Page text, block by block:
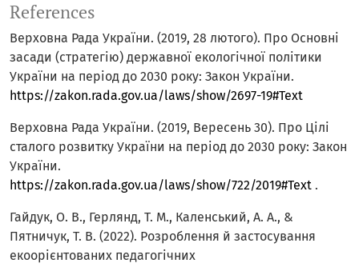
References
Верховна Рада України. (2019, 28 лютого). Про Основні
засади (стратегію) державної екологічної політики
України на період до 2030 року: Закон України.
https://zakon.rada.gov.ua/laws/show/2697-19#Text
Верховна Рада України. (2019, Вересень 30). Про Цілі
сталого розвитку України на період до 2030 року: Закон
України.
https://zakon.rada.gov.ua/laws/show/722/2019#Text .
Гайдук, О. В., Герлянд, Т. М., Каленський, А. А., &
Пятничук, Т. В. (2022). Розроблення й застосування
екоорієнтованих педагогічних